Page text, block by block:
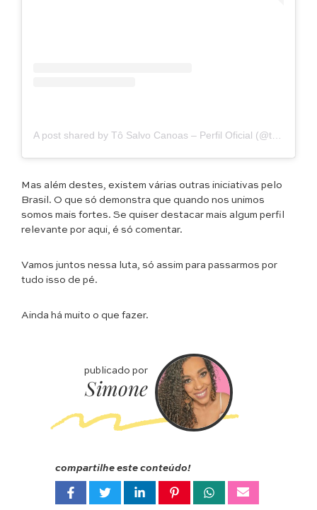
A post shared by Tô Salvo Canoas – Perfil Oficial (@tosalvocanoas)
Mas além destes, existem várias outras iniciativas pelo
Brasil. O que só demonstra que quando nos unimos
somos mais fortes. Se quiser destacar mais algum perfil
relevante por aqui, é só comentar.
Vamos juntos nessa luta, só assim para passarmos por
tudo isso de pé.
Ainda há muito o que fazer.
compartilhe este conteúdo!
publicado por
Simone